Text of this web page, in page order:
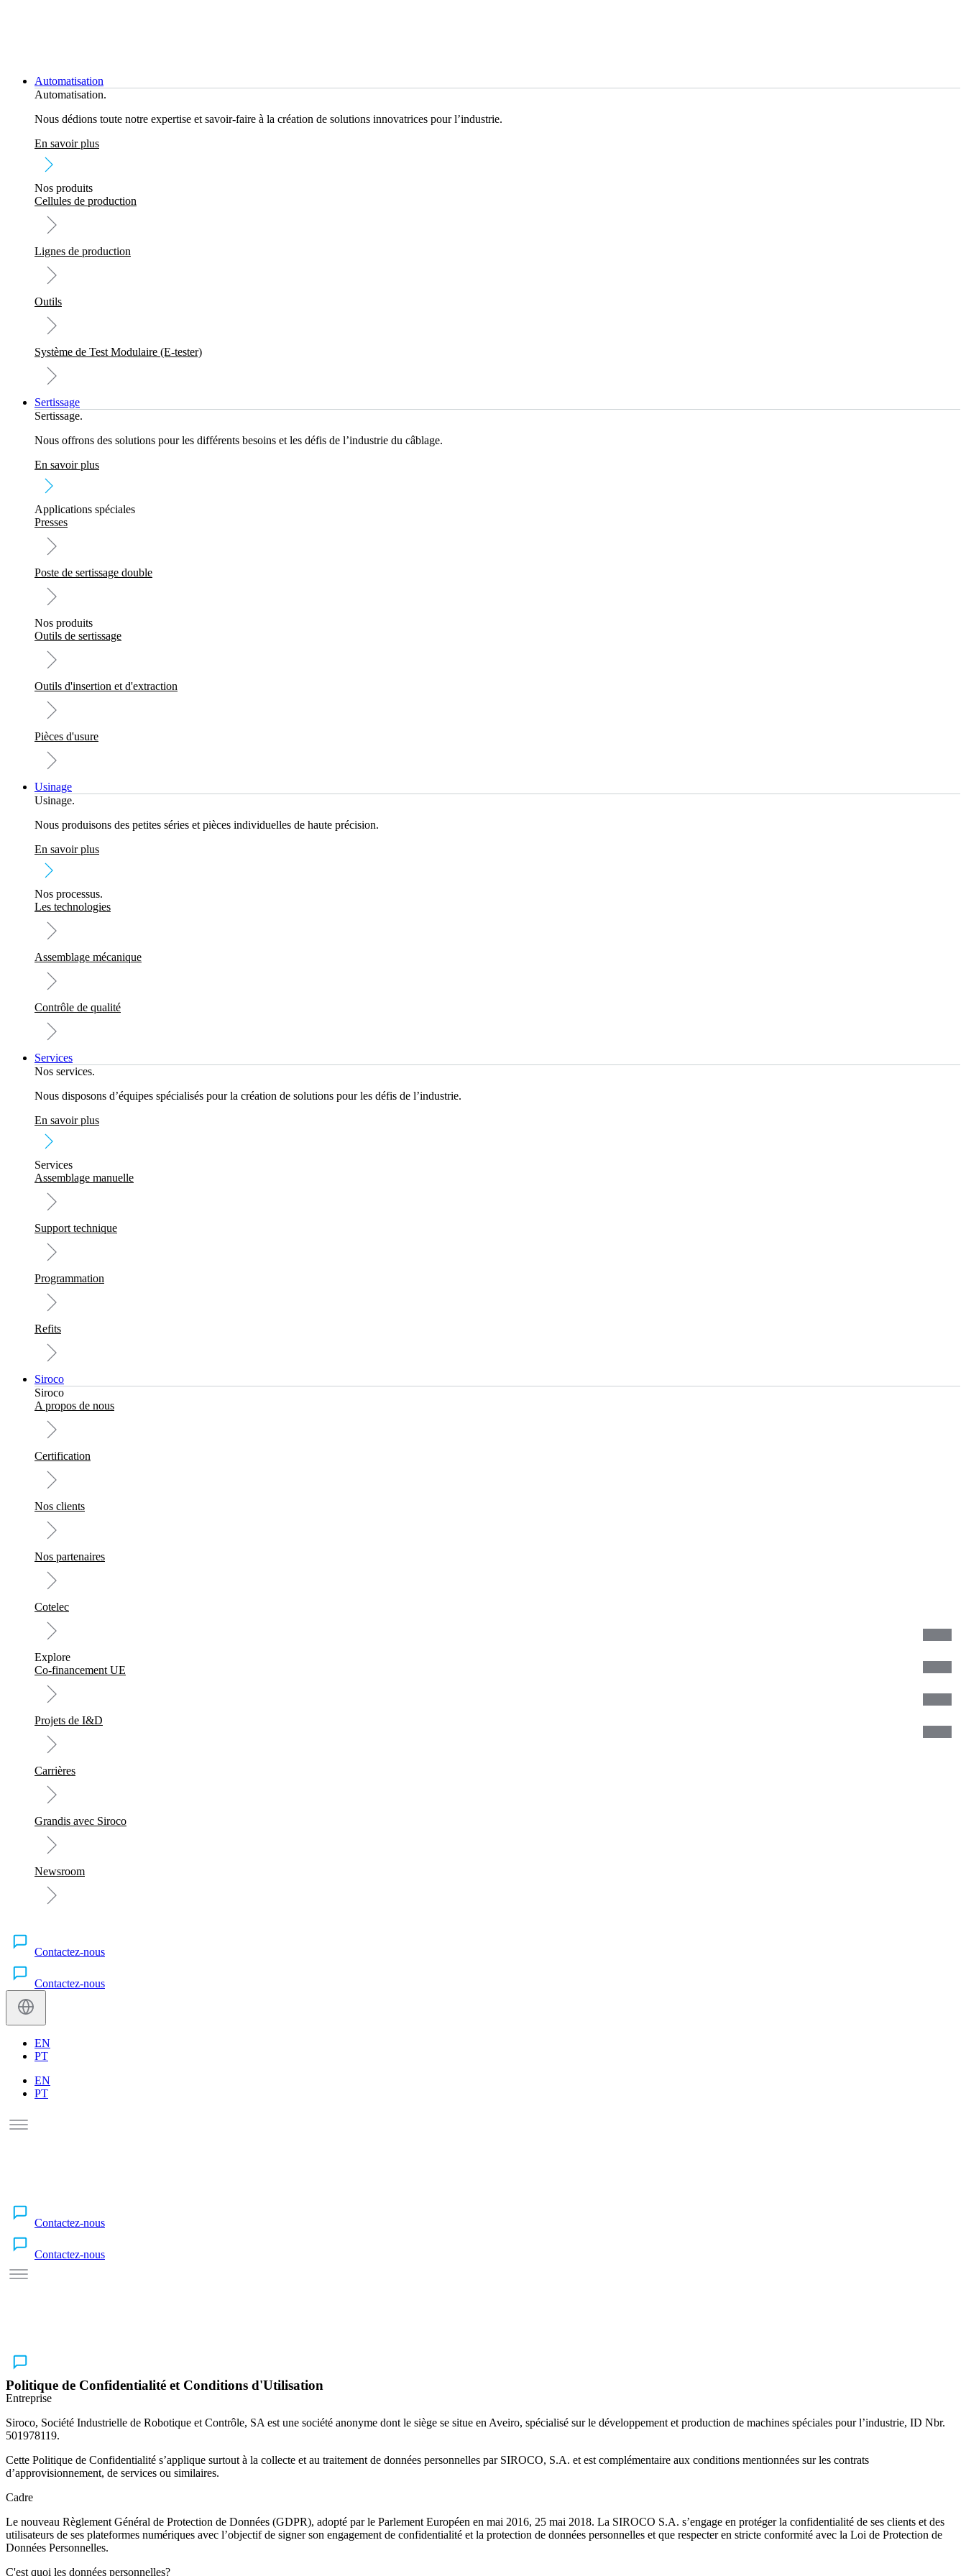
Automatisation
Automatisation.
Nous dédions toute notre expertise et savoir-faire à la création de solutions innovatrices pour l’industrie.
En savoir plus
Nos produits
Cellules de production
Lignes de production
Outils
Système de Test Modulaire (E-tester)
Sertissage
Sertissage.
Nous offrons des solutions pour les différents besoins et les défis de l’industrie du câblage.
En savoir plus
Applications spéciales
Presses
Poste de sertissage double
Nos produits
Outils de sertissage
Outils d'insertion et d'extraction
Pièces d'usure
Usinage
Usinage.
Nous produisons des petites séries et pièces individuelles de haute précision.
En savoir plus
Nos processus.
Les technologies
Assemblage mécanique
Contrôle de qualité
Services
Nos services.
Nous disposons d’équipes spécialisés pour la création de solutions pour les défis de l’industrie.
En savoir plus
Services
Assemblage manuelle
Support technique
Programmation
Refits
Siroco
Siroco
A propos de nous
Certification
Nos clients
Nos partenaires
Cotelec
Explore
Co-financement UE
Projets de I&D
Carrières
Grandis avec Siroco
Newsroom
Contactez-nous
Contactez-nous
EN
PT
EN
PT
Contactez-nous
Contactez-nous
Politique de Confidentialité et Conditions d'Utilisation
Entreprise
Siroco, Société Industrielle de Robotique et Contrôle, SA est une société anonyme dont le siège se situe en Aveiro, spécialisé sur le développement et production de machines spéciales pour l’industrie, ID Nbr.
501978119.
Cette Politique de Confidentialité s’applique surtout à la collecte et au traitement de données personnelles par SIROCO, S.A. et est complémentaire aux conditions mentionnées sur les contrats
d’approvisionnement, de services ou similaires.
Cadre
Le nouveau Règlement Général de Protection de Données (GDPR), adopté par le Parlement Européen en mai 2016, 25 mai 2018. La SIROCO S.A. s’engage en protéger la confidentialité de ses clients et des
utilisateurs de ses plateformes numériques avec l’objectif de signer son engagement de confidentialité et la protection de données personnelles et que respecter en stricte conformité avec la Loi de Protection de
Données Personnelles.
C'est quoi les données personnelles?